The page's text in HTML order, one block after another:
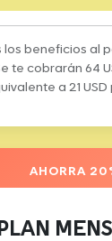
beneficios al
te cobrarán 64
a 21
AHORRA
PLAN